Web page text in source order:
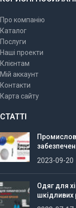
Про компанію
Каталог
Послуги
Наші проекти
Клієнтам
Мій аккаунт
Контакти
Карта сайту
СТАТТІ
2023-09-20
Одяг для
шкідливих